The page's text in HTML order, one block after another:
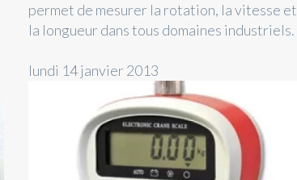
permet de mesurer la rotation, la vitesse et
la longueur dans tous domaines industriels.
lundi 14 janvier 2013